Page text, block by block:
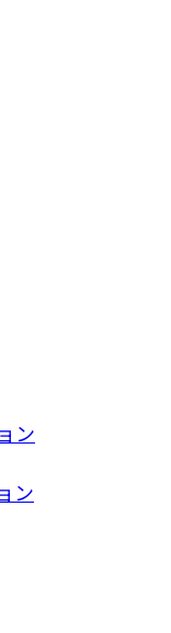
ン
ン